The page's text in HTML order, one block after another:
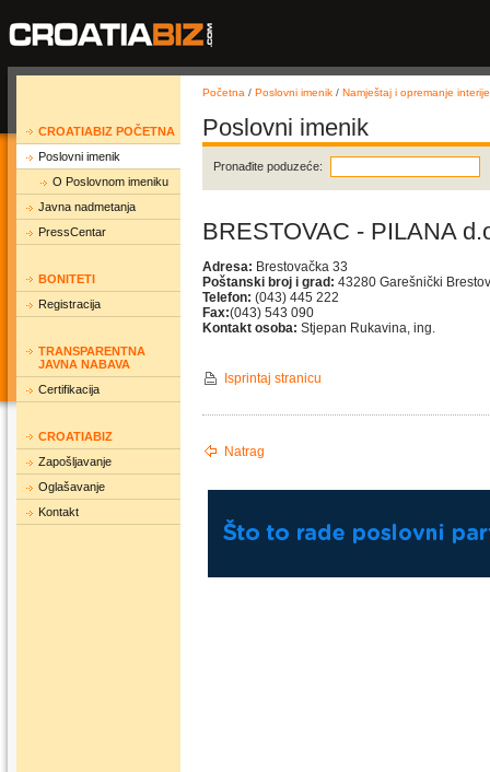
CROATIABIZ POČETNA
Poslovni imenik
O Poslovnom imeniku
Javna nadmetanja
PressCentar
BONITETI
Registracija
TRANSPARENTNA
JAVNA NABAVA
Certifikacija
CROATIABIZ
Zapošljavanje
Oglašavanje
Kontakt
Početna / Poslovni imenik / Namještaj i opremanje
Poslovni imenik
Pronađite poduzeće:
BRESTOVAC - PILANA
Adresa: Brestovačka 33
Poštanski broj i grad: 43280 Garešnički
Telefon: (043) 445 222
Fax:(043) 543 090
Kontakt osoba: Stjepan Rukavina, ing.
Isprintaj stranicu
Natrag